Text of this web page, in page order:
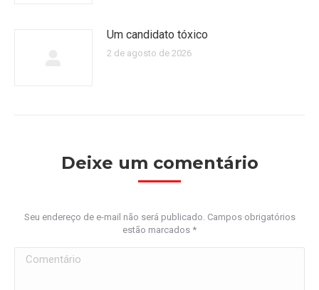
Um candidato tóxico
2 de agosto de 2026
Deixe um comentário
Seu endereço de e-mail não será publicado. Campos obrigatórios
estão marcados *
Comentário